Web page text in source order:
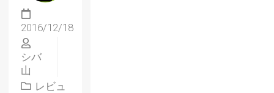
2016/12/18
シバ
山
レビュ